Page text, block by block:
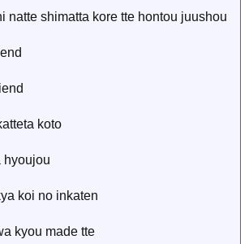
natte shimatta kore tte hontou juushou
koto
hyoujou
koi no inkaten
kyou made tte